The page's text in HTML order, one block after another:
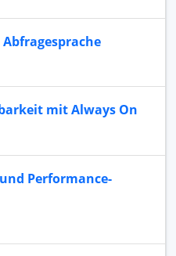
Abfragesprache
mit Always On
Performance-